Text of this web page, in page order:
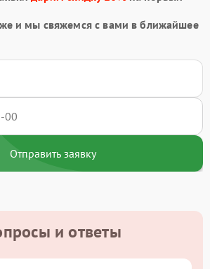
и мы свяжемся с вами в ближайшее
Отправить заявку
и ответы